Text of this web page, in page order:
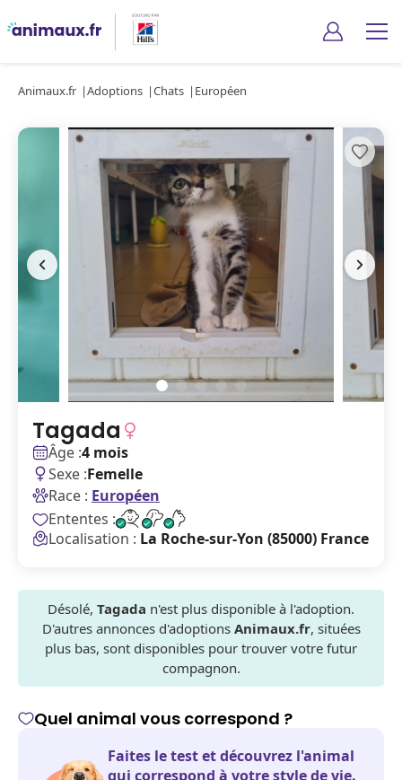
Animaux.fr Adoptions Chats Européen
Tagada
Âge :4 mois
Sexe :Femelle
Race : Européen
Ententes :
Localisation : La Roche-sur-Yon (85000) France
Désolé, Tagada n'est plus disponible à l'adoption.
D'autres annonces d'adoptions Animaux.fr, situées
plus bas, sont disponibles pour trouver votre futur
compagnon.
Quel animal vous correspond ?
Faites le test et découvrez l'animal
qui correspond à votre style de vie.